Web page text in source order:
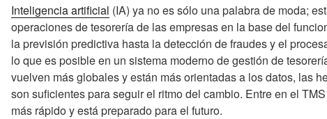
Inteligencia artificial (IA) ya no es sólo una palabra de moda;
operaciones de tesorería de las empresas en la base del
la previsión predictiva hasta la detección de fraudes y el
lo que es posible en un sistema moderno de gestión de
vuelven más globales y están más orientadas a los datos, las
son suficientes para seguir el ritmo del cambio. Entre en el
más rápido y está preparado para el futuro.